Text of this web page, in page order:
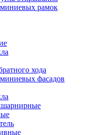
рамок
хода
фасадов